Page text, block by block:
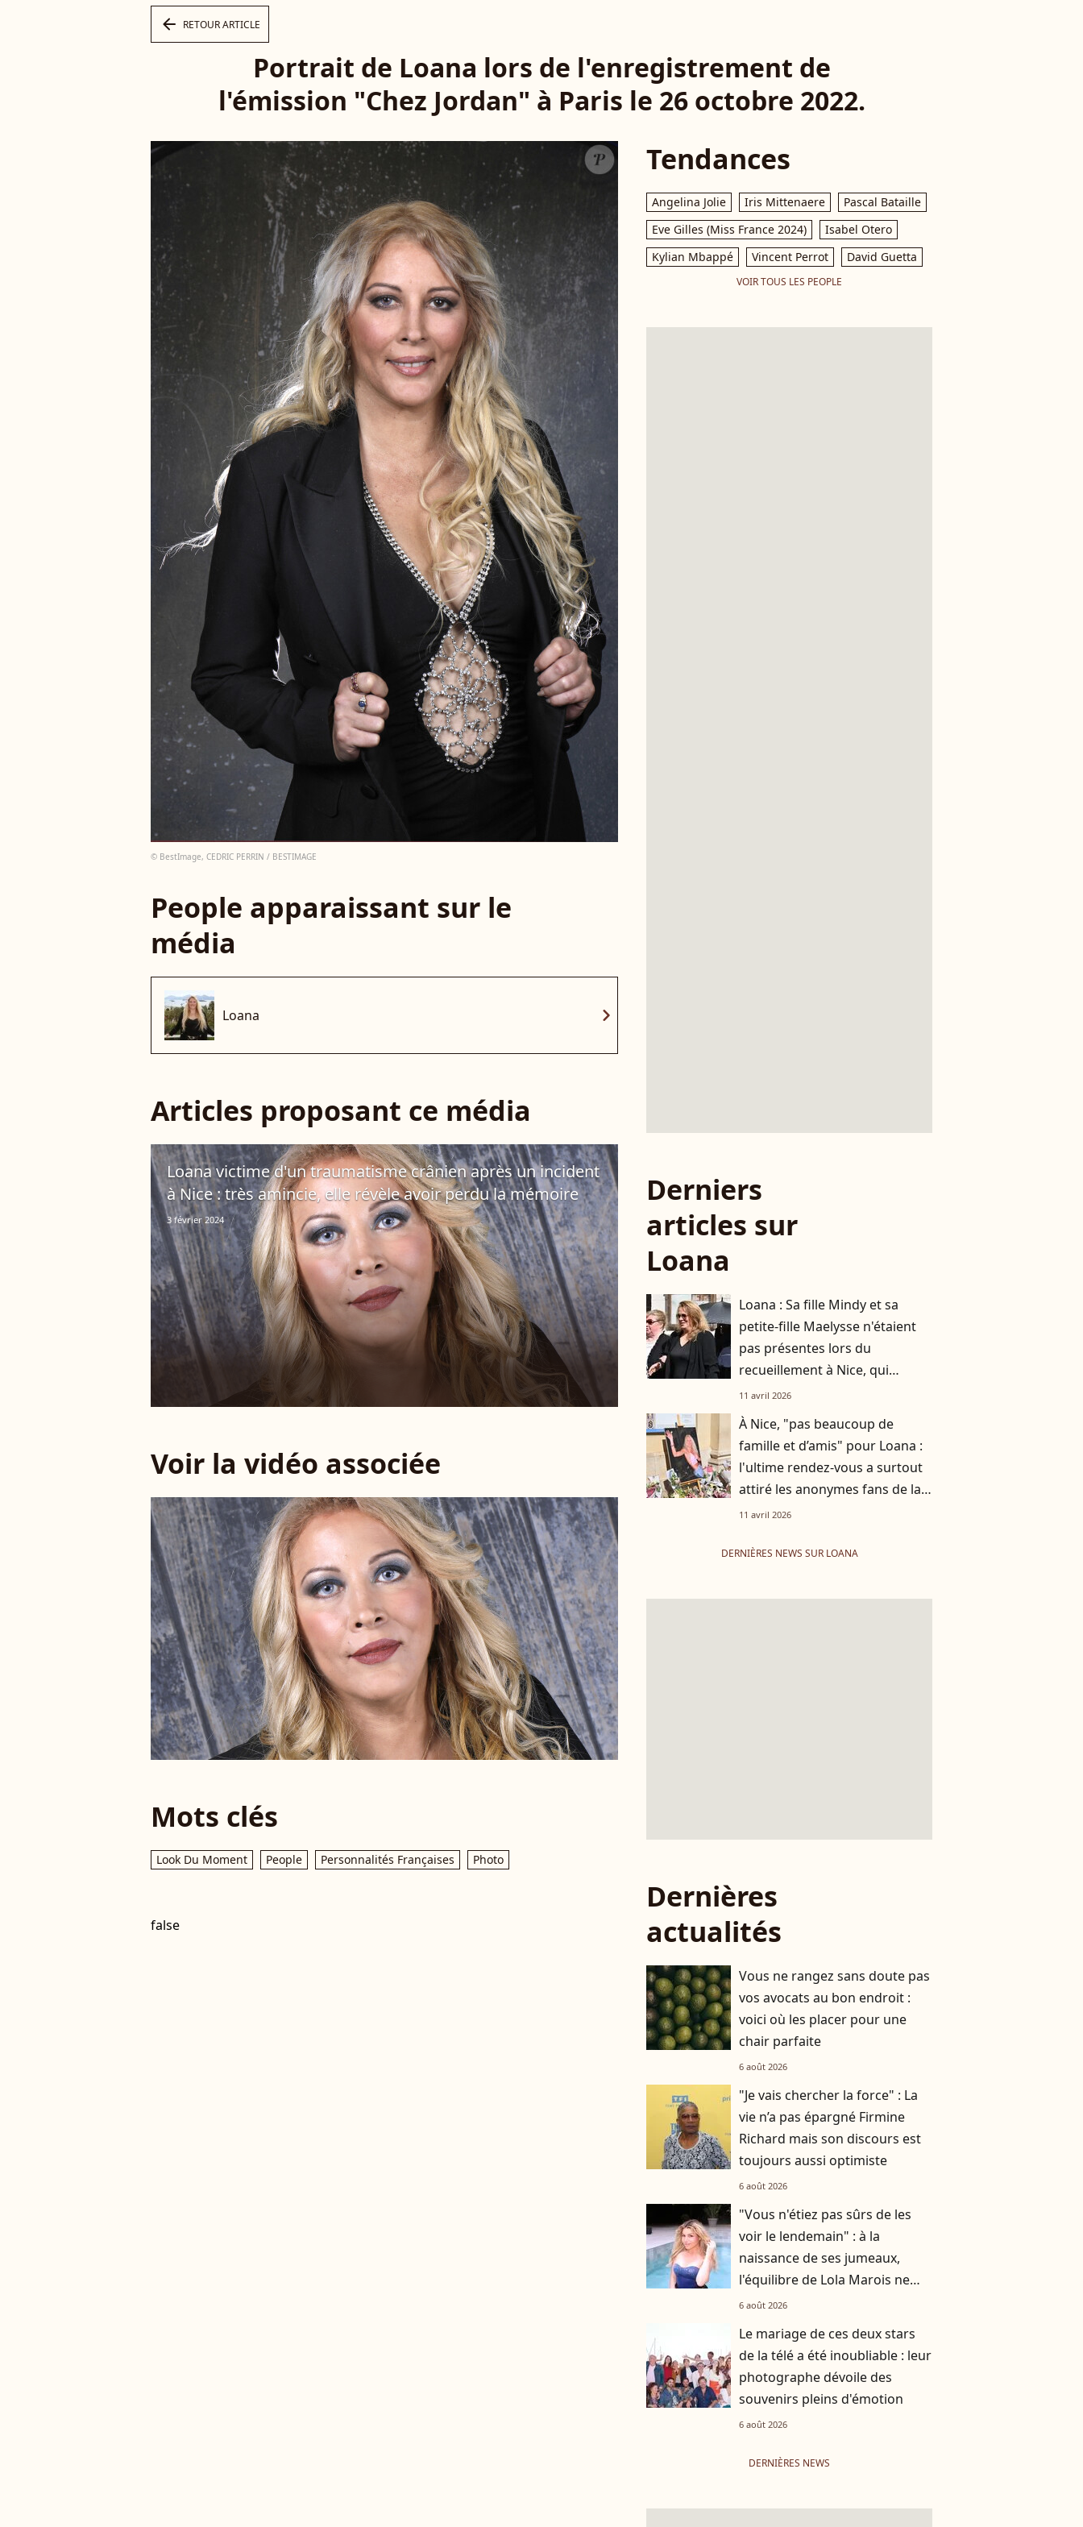
arrow_left RETOUR ARTICLE
Portrait de Loana lors de l'enregistrement de
l'émission "Chez Jordan" à Paris le 26 octobre 2022.
© BestImage, CEDRIC PERRIN / BESTIMAGE
People apparaissant sur le
média
Loana chevron_right
Articles proposant ce média
Loana victime d'un traumatisme crânien après un incident
à Nice : très amincie, elle révèle avoir perdu la mémoire
3 février 2024
Voir la vidéo associée
Mots clés
Look Du Moment People Personnalités Françaises Photo
false
Tendances
Angelina Jolie Iris Mittenaere
Pascal Bataille
Eve Gilles (Miss France 2024)
Isabel Otero
Kylian Mbappé
Vincent Perrot David Guetta
VOIR TOUS LES PEOPLE
Derniers
articles sur
Loana
Loana : Sa fille Mindy et sa
petite-fille Maelysse n'étaient
pas présentes lors du
recueillement à Nice, qui
étaient alors ces deux
personnes ?
11 avril 2026
À Nice, "pas beaucoup de
famille et d’amis" pour Loana :
l'ultime rendez-vous a surtout
attiré les anonymes fans de la
gagnante de Loft Story
11 avril 2026
DERNIÈRES NEWS SUR LOANA
Dernières
actualités
Vous ne rangez sans doute pas
vos avocats au bon endroit :
voici où les placer pour une
chair parfaite
6 août 2026
"Je vais chercher la force" : La
vie n’a pas épargné Firmine
Richard mais son discours est
toujours aussi optimiste
6 août 2026
"Vous n'étiez pas sûrs de les
voir le lendemain" : à la
naissance de ses jumeaux,
l'équilibre de Lola Marois ne
tenait qu'à un fil
6 août 2026
Le mariage de ces deux stars
de la télé a été inoubliable : leur
photographe dévoile des
souvenirs pleins d'émotion
6 août 2026
DERNIÈRES NEWS